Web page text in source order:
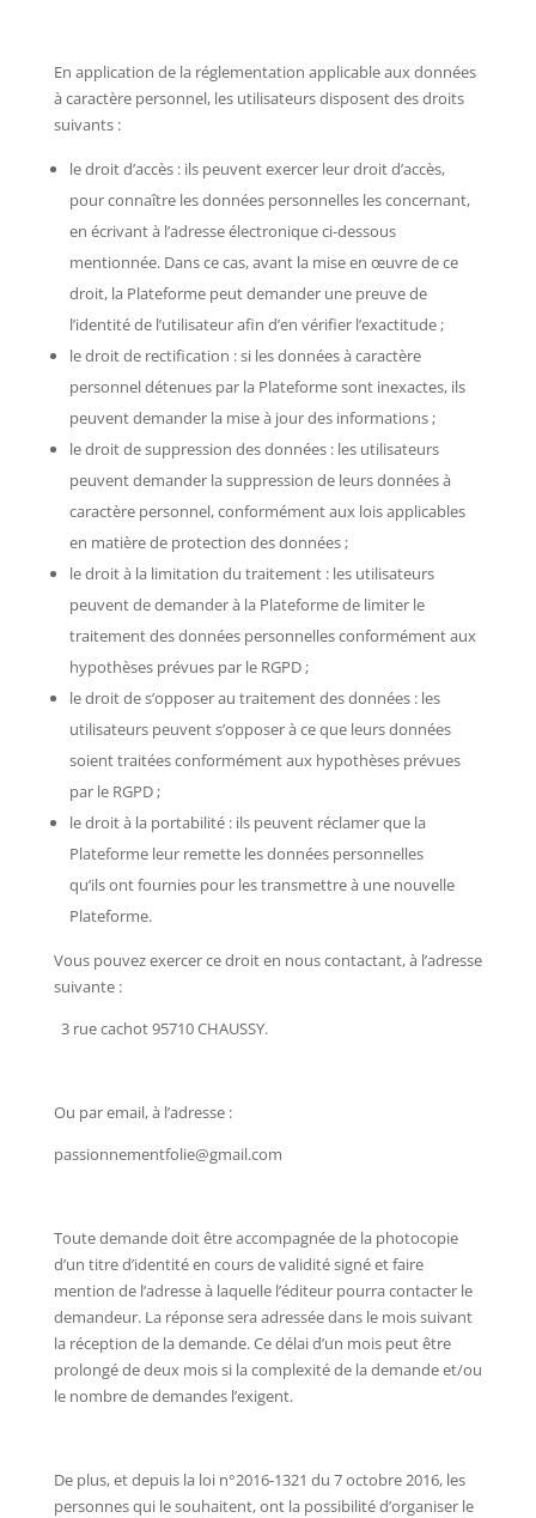
En application de la réglementation applicable aux données
à caractère personnel, les utilisateurs disposent des droits
suivants :
le droit d’accès : ils peuvent exercer leur droit d’accès,
pour connaître les données personnelles les concernant,
en écrivant à l’adresse électronique ci-dessous
mentionnée. Dans ce cas, avant la mise en œuvre de ce
droit, la Plateforme peut demander une preuve de
l’identité de l’utilisateur afin d’en vérifier l’exactitude ;
le droit de rectification : si les données à caractère
personnel détenues par la Plateforme sont inexactes, ils
peuvent demander la mise à jour des informations ;
le droit de suppression des données : les utilisateurs
peuvent demander la suppression de leurs données à
caractère personnel, conformément aux lois applicables
en matière de protection des données ;
le droit à la limitation du traitement : les utilisateurs
peuvent de demander à la Plateforme de limiter le
traitement des données personnelles conformément aux
hypothèses prévues par le RGPD ;
le droit de s’opposer au traitement des données : les
utilisateurs peuvent s’opposer à ce que leurs données
soient traitées conformément aux hypothèses prévues
par le RGPD ;
le droit à la portabilité : ils peuvent réclamer que la
Plateforme leur remette les données personnelles
qu’ils ont fournies pour les transmettre à une nouvelle
Plateforme.
Vous pouvez exercer ce droit en nous contactant, à l’adresse
suivante :
3 rue cachot 95710 CHAUSSY.
Ou par email, à l’adresse :
passionnementfolie@gmail.com
Toute demande doit être accompagnée de la photocopie
d’un titre d’identité en cours de validité signé et faire
mention de l’adresse à laquelle l’éditeur pourra contacter le
demandeur. La réponse sera adressée dans le mois suivant
la réception de la demande. Ce délai d’un mois peut être
prolongé de deux mois si la complexité de la demande et/ou
le nombre de demandes l’exigent.
De plus, et depuis la loi n°2016-1321 du 7 octobre 2016, les
personnes qui le souhaitent, ont la possibilité d’organiser le